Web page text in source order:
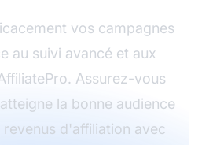
vos campagnes
au suivi avancé et aux
Assurez-vous
la bonne audience
d'affiliation avec